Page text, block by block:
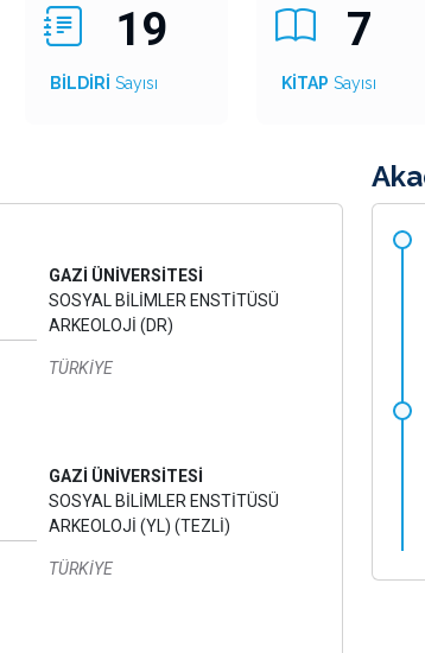
19
BİLDİRİ Sayısı
7
KİTAP Sayısı
GAZİ ÜNİVERSİTESİ
SOSYAL BİLİMLER ENSTİTÜSÜ
ARKEOLOJİ (DR)
TÜRKİYE
GAZİ ÜNİVERSİTESİ
SOSYAL BİLİMLER ENSTİTÜSÜ
ARKEOLOJİ (YL) (TEZLİ)
TÜRKİYE